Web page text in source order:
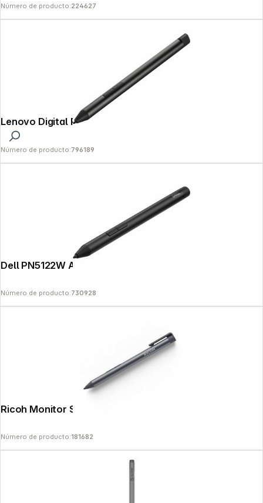
Número de producto:224627
Número de producto:796189
Dell PN5122W Active Pen
Número de producto:730928
Número de producto:181682